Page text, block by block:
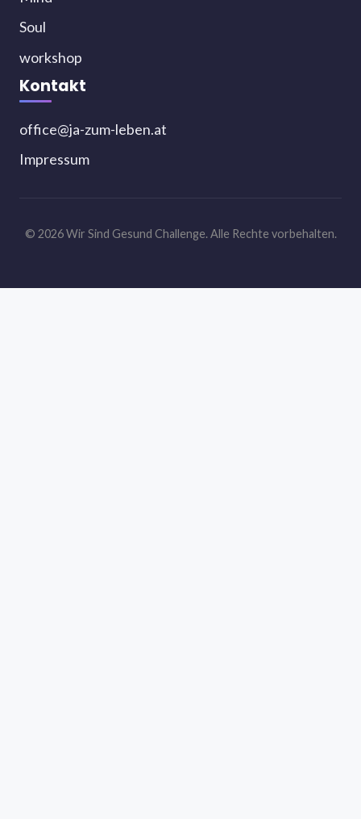
Soul
workshop
Kontakt
office@ja-zum-leben.at
Impressum
© 2026 Wir Sind Gesund Challenge. Alle Rechte vorbehalten.